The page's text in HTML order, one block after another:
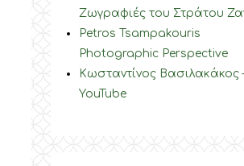
Ζωγραφιές του Στράτου
Petros Tsampakouris
Photographic Perspective
Κωσταντίνος Βασιλακάκος
YouTube